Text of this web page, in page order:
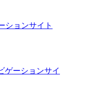
ションサイト
ゲーションサイ